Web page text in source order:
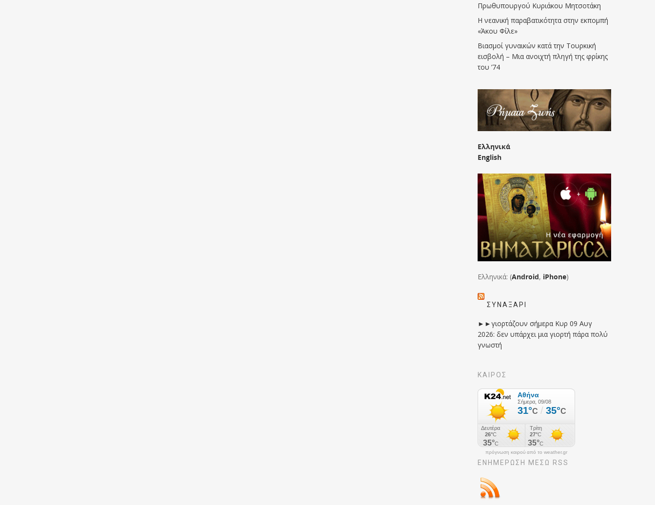
Πρωθυπουργού Κυριάκου Μητσοτάκη
Η νεανική παραβατικότητα στην εκπομπή
«Άκου Φίλε»
Βιασμοί γυναικών κατά την Τουρκική
εισβολή – Μια ανοιχτή πληγή της φρίκης
του ’74
Ελληνικά
English
Ελληνικά: (Android, iPhone)
ΣΥΝΑΞΆΡΙ
►►γιορτάζουν σήμερα Κυρ 09 Αυγ
2026: δεν υπάρχει μια γιορτή πάρα πολύ
γνωστή
ΚΑΙΡΟΣ
πρόγνωση καιρού από το weather.gr
ΕΝΗΜΈΡΩΣΉ ΜΕΣΩ RSS